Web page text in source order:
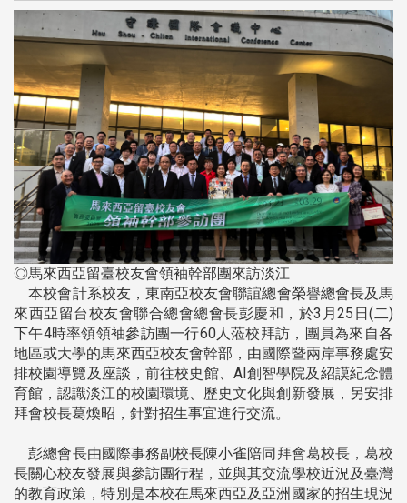
◎馬來西亞留臺校友會領袖幹部團來訪淡江
本校會計系校友，東南亞校友會聯誼總會榮譽總會長及馬
來西亞留台校友會聯合總會總會長彭慶和，於3月25日(二)
下午4時率領領袖參訪團一行60人蒞校拜訪，團員為來自各
地區或大學的馬來西亞校友會幹部，由國際暨兩岸事務處安
排校園導覽及座談，前往校史館、AI創智學院及紹謨紀念體
育館，認識淡江的校園環境、歷史文化與創新發展，另安排
拜會校長葛煥昭，針對招生事宜進行交流。
彭總會長由國際事務副校長陳小雀陪同拜會葛校長，葛校
長關心校友發展與參訪團行程，並與其交流學校近況及臺灣
的教育政策，特別是本校在馬來西亞及亞洲國家的招生現況